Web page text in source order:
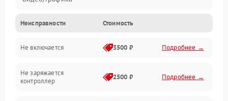
Неисправности Стоимость
Не включается 3500 ₽ Подробнее →
Не заряжается
контроллер
2500 ₽ Подробнее →